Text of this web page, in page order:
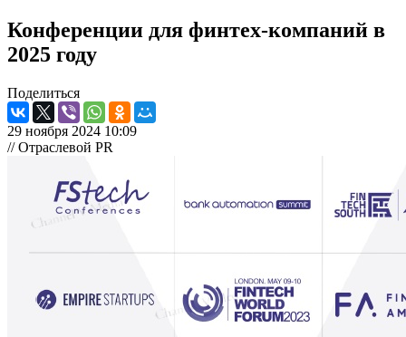
Конференции для финтех-компаний в
2025 году
Поделиться
29 ноября 2024 10:09
// Отраслевой PR